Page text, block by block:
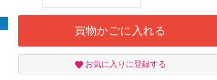
買物かごに入れる
お
お気に入りに登録する